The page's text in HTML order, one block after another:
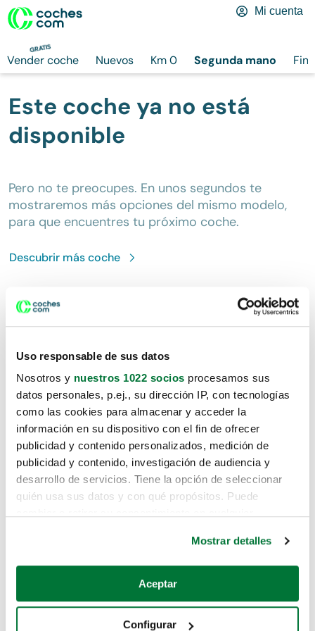
Uso responsable de sus datos
Nosotros y nuestros 1022 socios procesamos sus
datos personales, p.ej., su dirección IP, con tecnologías
como las cookies para almacenar y acceder la
información en su dispositivo con el fin de ofrecer
publicidad y contenido personalizados, medición de
publicidad y contenido, investigación de audiencia y
desarrollo de servicios. Tiene la opción de seleccionar
quién usa sus datos y con qué propósitos. Puede
Si lo permite, también quisiéramos:
Recopilar información sobre su ubicación geográfica
Mostrar detalles
Aceptar
Configurar
GRATIS
Vender coche Nuevos Km 0 Segunda mano
Mi cuenta
Este coche ya no está
disponible
Pero no te preocupes. En unos segundos te
mostraremos más opciones del mismo modelo,
para que encuentres tu próximo coche.
Descubrir máscoche